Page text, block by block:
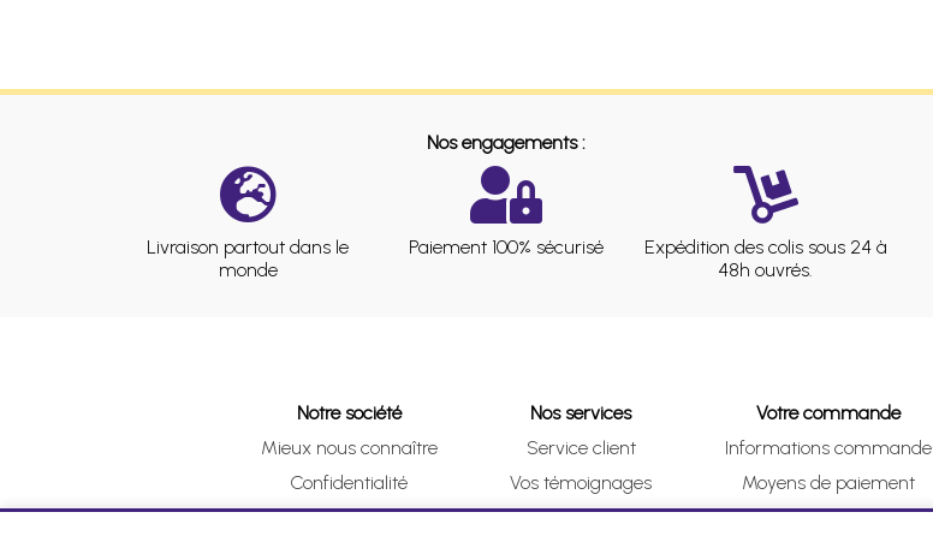
Nos engagements :
Livraison partout dans le
monde
Paiement 100% sécurisé
Expédition des colis sous 24 à
48h ouvrés.
Notre société
Mieux nous connaître
Confidentialité
CGV
Nos services
Service client
Vos témoignages
Clic & Collect (DRIVE)
Votre commande
Informations commande
Moyens de paiement
Suivre vos achats